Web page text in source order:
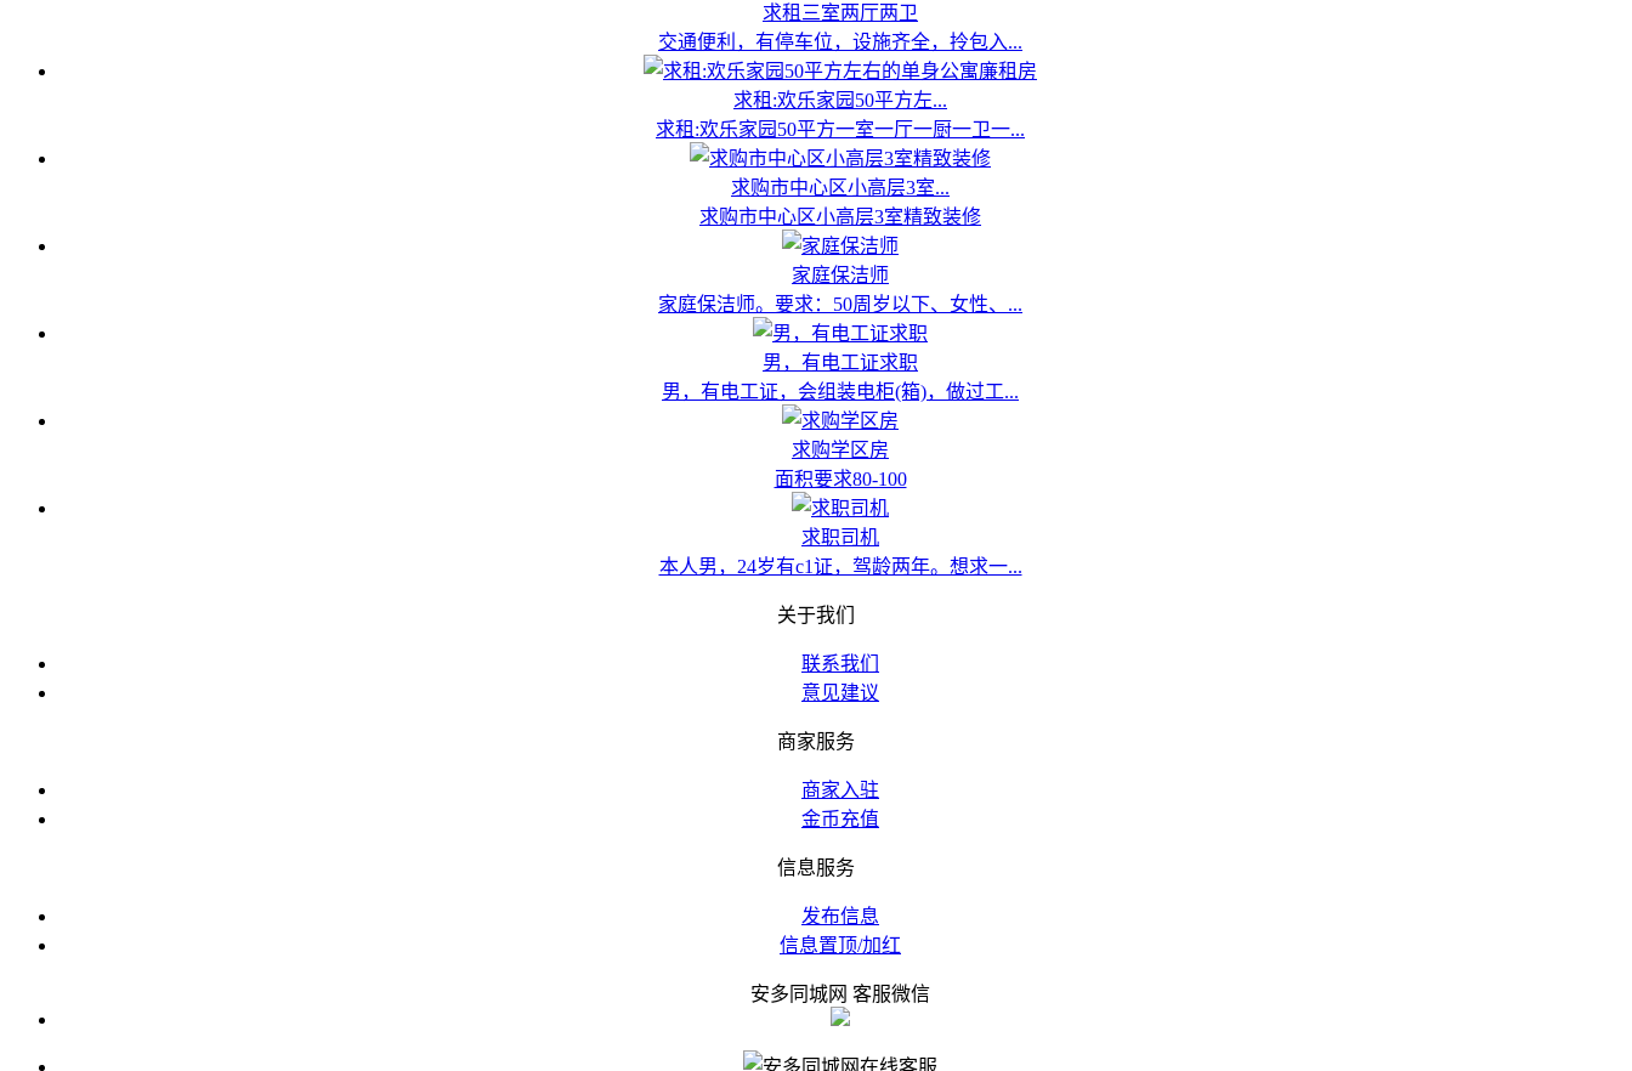
求租三室两厅两卫
交通便利，有停车位，设施齐全，拎包入...
求租:欢乐家园50平方左...
求租:欢乐家园50平方一室一厅一厨一卫一...
求购市中心区小高层3室...
求购市中心区小高层3室精致装修
家庭保洁师
家庭保洁师。要求：50周岁以下、女性、...
男，有电工证求职
男，有电工证，会组装电柜(箱)，做过工...
求购学区房
面积要求80-100
求职司机
本人男，24岁有c1证，驾龄两年。想求一...
关于我们
联系我们
意见建议
商家服务
商家入驻
金币充值
信息服务
发布信息
信息置顶/加红
安多同城网 客服微信